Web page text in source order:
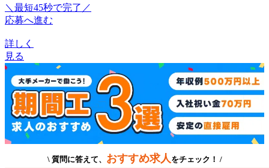
＼最短45秒で完了／
応募へ進む
詳しく
見る
\ 質問に答えて、 おすすめ求人 をチェック！ /